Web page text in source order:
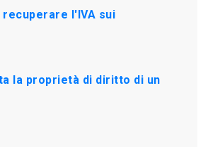
recuperare l'IVA sui
la proprietà di diritto di un